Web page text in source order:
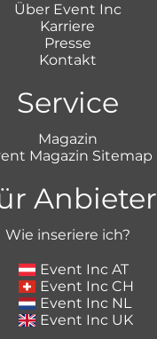
Über Event Inc
Karriere
Presse
Kontakt
Service
Magazin
Magazin Sitemap
Anbieter
Wie inseriere ich?
Event Inc AT
Event Inc CH
Event Inc NL
Event Inc UK